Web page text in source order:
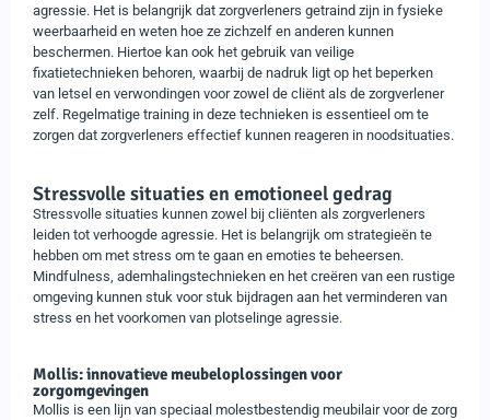
agressie. Het is belangrijk dat zorgverleners getraind zijn in fysieke
weerbaarheid en weten hoe ze zichzelf en anderen kunnen
beschermen. Hiertoe kan ook het gebruik van veilige
fixatietechnieken behoren, waarbij de nadruk ligt op het beperken
van letsel en verwondingen voor zowel de cliënt als de zorgverlener
zelf. Regelmatige training in deze technieken is essentieel om te
zorgen dat zorgverleners effectief kunnen reageren in noodsituaties.
Stressvolle situaties en emotioneel gedrag
Stressvolle situaties kunnen zowel bij cliënten als zorgverleners
leiden tot verhoogde agressie. Het is belangrijk om strategieën te
hebben om met stress om te gaan en emoties te beheersen.
Mindfulness, ademhalingstechnieken en het creëren van een rustige
omgeving kunnen stuk voor stuk bijdragen aan het verminderen van
stress en het voorkomen van plotselinge agressie.
Mollis: innovatieve meubeloplossingen voor
zorgomgevingen
Mollis is een lijn van speciaal molestbestendig meubilair voor de zorg